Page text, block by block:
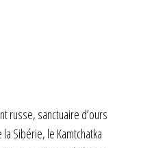
russe, sanctuaire d’ours
Sibérie, le Kamtchatka